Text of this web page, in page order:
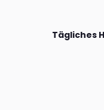
Tägliches